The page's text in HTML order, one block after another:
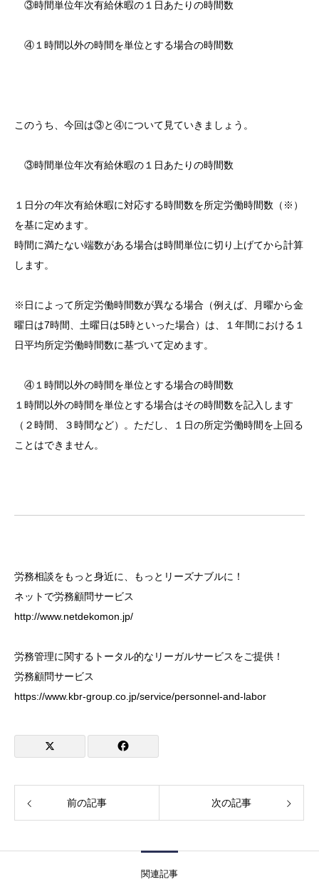
③時間単位年次有給休暇の１日あたりの時間数
④１時間以外の時間を単位とする場合の時間数
このうち、今回は③と④について見ていきましょう。
③時間単位年次有給休暇の１日あたりの時間数
１日分の年次有給休暇に対応する時間数を所定労働時間数（※）
を基に定めます。
時間に満たない端数がある場合は時間単位に切り上げてから計算
します。
※日によって所定労働時間数が異なる場合（例えば、月曜から金
曜日は7時間、土曜日は5時といった場合）は、１年間における１
日平均所定労働時間数に基づいて定めます。
④１時間以外の時間を単位とする場合の時間数
１時間以外の時間を単位とする場合はその時間数を記入します
（２時間、３時間など）。ただし、１日の所定労働時間を上回る
ことはできません。
労務相談をもっと身近に、もっとリーズナブルに！
ネットで労務顧問サービス
http://www.netdekomon.jp/
労務管理に関するトータル的なリーガルサービスをご提供！
労務顧問サービス
https://www.kbr-group.co.jp/service/personnel-and-labor
前の記事 次の記事
関連記事